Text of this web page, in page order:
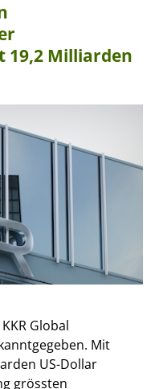
19,2 Milliarden
Global
Mit
US-Dollar
grössten